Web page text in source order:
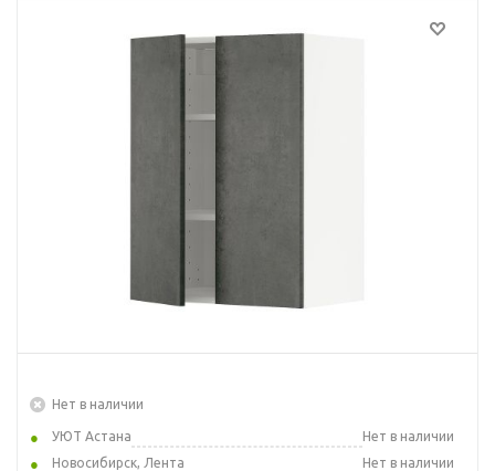
Нет в наличии
УЮТ Астана
Нет в наличии
Новосибирск, Лента
Нет в наличии